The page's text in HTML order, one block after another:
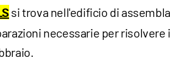
si trova nell'edificio di
necessarie per